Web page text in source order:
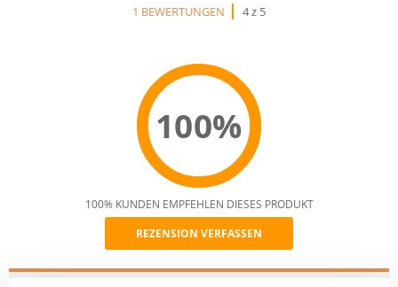
1 BEWERTUNGEN
4 z 5
100%
Recommend
100% KUNDEN EMPFEHLEN DIESES PRODUKT
REZENSION VERFASSEN